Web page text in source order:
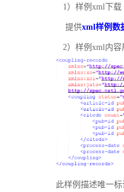
1）样例xml下载
提供xml样例数
2）样例xml内容
此样例描述唯一标